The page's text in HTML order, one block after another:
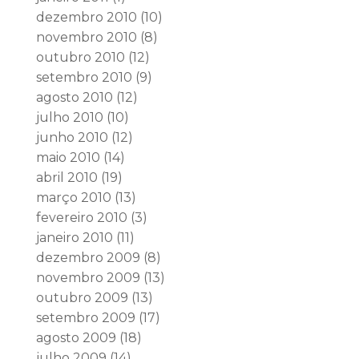
dezembro 2010 (10)
novembro 2010 (8)
outubro 2010 (12)
setembro 2010 (9)
agosto 2010 (12)
julho 2010 (10)
junho 2010 (12)
maio 2010 (14)
abril 2010 (19)
março 2010 (13)
fevereiro 2010 (3)
janeiro 2010 (11)
dezembro 2009 (8)
novembro 2009 (13)
outubro 2009 (13)
setembro 2009 (17)
agosto 2009 (18)